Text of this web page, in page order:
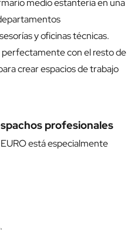
medio estantería en una
y oficinas técnicas.
con el resto de
crear espacios de trabajo
profesionales
está especialmente